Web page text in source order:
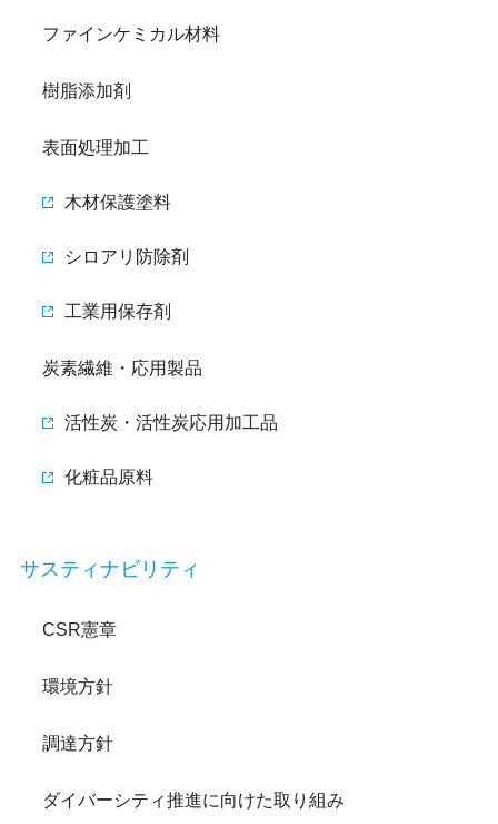
ファインケミカル材料
樹脂添加剤
表面処理加工
木材保護塗料
シロアリ防除剤
工業用保存剤
炭素繊維・応用製品
活性炭・活性炭応用加工品
化粧品原料
サスティナビリティ
CSR憲章
環境方針
調達方針
ダイバーシティ推進に向けた取り組み